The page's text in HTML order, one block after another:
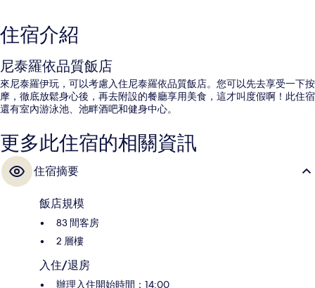
住宿介紹
尼泰羅依品質飯店
來尼泰羅伊玩，可以考慮入住尼泰羅依品質飯店。您可以先去享受一下按
摩，徹底放鬆身心後，再去附設的餐廳享用美食，這才叫度假啊！此住宿
還有室內游泳池、池畔酒吧和健身中心。
更多此住宿的相關資訊
住宿摘要
飯店規模
83 間客房
2 層樓
入住/退房
辦理入住開始時間：14:00